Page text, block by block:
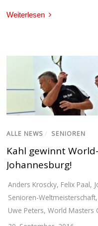
Weiterlesen
ALLE NEWS / SENIOREN
Kahl gewinnt
Johannesburg!
Anders Kroscky, Felix Paal,
Senioren-Weltmeisterschaft,
Uwe Peters,World Masters